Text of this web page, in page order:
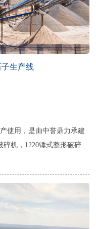
生产线
使用，是由中誉鼎力承建
碎机，1220锤式整形破碎